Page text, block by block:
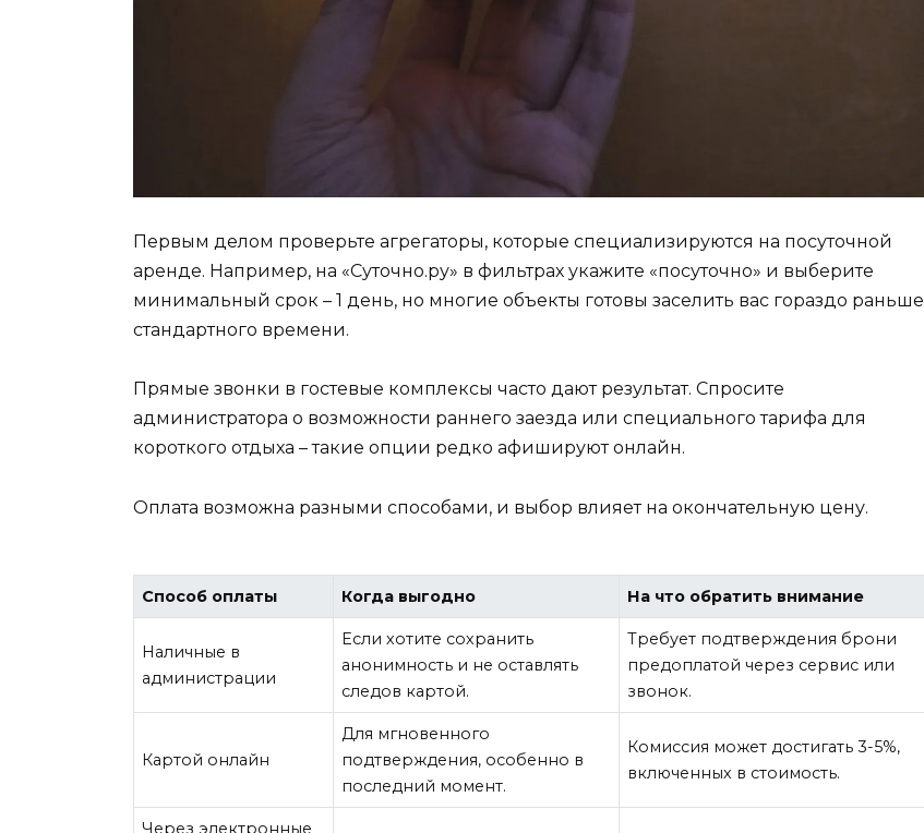
Первым делом проверьте агрегаторы, которые специализируются на посуточной
аренде. Например, на «Суточно.ру» в фильтрах укажите «посуточно» и выберите
минимальный срок – 1 день, но многие объекты готовы заселить вас гораздо раньше
стандартного времени.
Прямые звонки в гостевые комплексы часто дают результат. Спросите
администратора о возможности раннего заезда или специального тарифа для
короткого отдыха – такие опции редко афишируют онлайн.
Оплата возможна разными способами, и выбор влияет на окончательную цену.
Способ оплаты Когда выгодно На что обратить внимание
Наличные в
администрации
Если хотите сохранить
анонимность и не оставлять
следов картой.
Требует подтверждения брони
предоплатой через сервис или
звонок.
Картой онлайн
Для мгновенного
подтверждения, особенно в
последний момент.
Комиссия может достигать 3-5%,
включенных в стоимость.